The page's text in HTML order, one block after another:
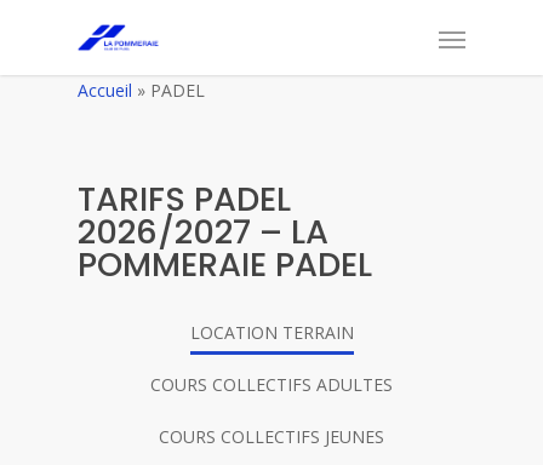
Accueil » PADEL
TARIFS PADEL
2026/2027 – LA
POMMERAIE PADEL
LOCATION TERRAIN
COURS COLLECTIFS ADULTES
COURS COLLECTIFS JEUNES